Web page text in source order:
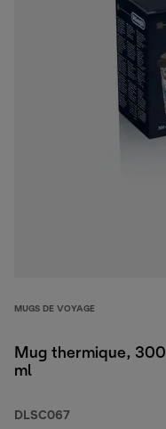
MUGS DE VOYAGE
Mug thermique, 300
ml
DLSC067